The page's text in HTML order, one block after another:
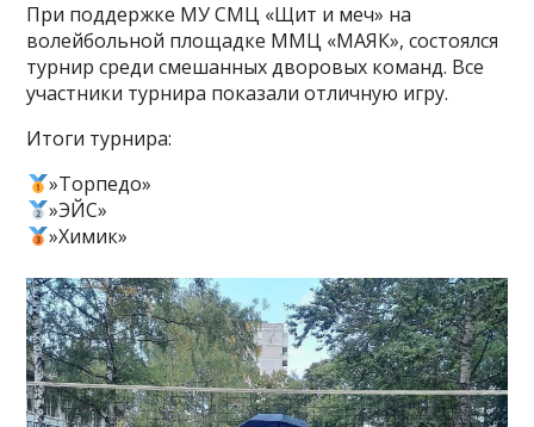
При поддержке МУ СМЦ «Щит и меч» на
волейбольной площадке ММЦ «МАЯК», состоялся
турнир среди смешанных дворовых команд. Все
участники турнира показали отличную игру.
Итоги турнира:
»Торпедо»
»ЭЙС»
»Химик»